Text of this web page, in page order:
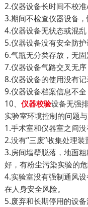
2.仪器设备长时间不校准
3.期间不检查仪器设备，
4.仪器设备无状态或混乱
5.仪器设备没有安全防
6.气瓶无分类存放，无固
7.仪器设备气路交叉无序
8.仪器设备的使用没有记
9.仪器设备档案信息不全
10、
仪器校验设备无强
实验室环境控制的问题
1.手术室和仪器室之间
2.没有“三废”收集处理装
3.房间墙壁脱落，地面
好，有粉尘污染实验的危
4.实验室没有强制通风
在人身安全风险。
5.废弃和长期停用的设